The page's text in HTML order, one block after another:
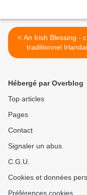
< An Irish Blessing - chant
traditionnel
Hébergé par Overblog
Top articles
Pages
Contact
Signaler un abus
C.G.U.
Cookies et données
Préférences cookies